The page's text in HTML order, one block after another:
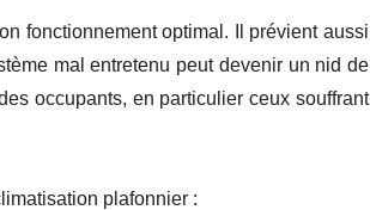
fonctionnement optimal. Il prévient aussi
mal entretenu peut devenir un nid de
occupants, en particulier ceux souffrant
plafonnier :